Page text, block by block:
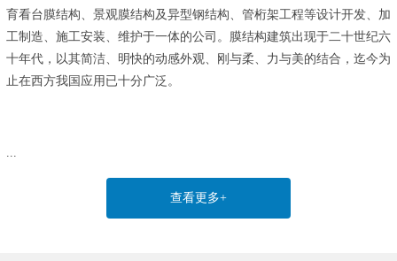
育看台膜结构、景观膜结构及异型钢结构、管桁架工程等设计开发、加
工制造、施工安装、维护于一体的公司。膜结构建筑出现于二十世纪六
十年代，以其简洁、明快的动感外观、刚与柔、力与美的结合，迄今为
止在西方我国应用已十分广泛。
...
查看更多+